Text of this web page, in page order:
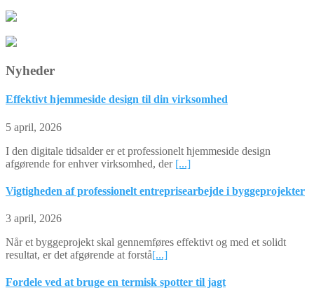
Nyheder
Effektivt hjemmeside design til din virksomhed
5 april, 2026
I den digitale tidsalder er et professionelt hjemmeside design
afgørende for enhver virksomhed, der [...]
Vigtigheden af professionelt entreprisearbejde i byggeprojekter
3 april, 2026
Når et byggeprojekt skal gennemføres effektivt og med et solidt
resultat, er det afgørende at forstå[...]
Fordele ved at bruge en termisk spotter til jagt